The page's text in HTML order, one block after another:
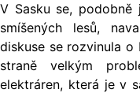
V Sasku se, podobně
smíšených lesů,
diskuse se rozvinula
straně velkým
elektráren, která je v